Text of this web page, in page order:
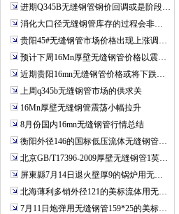
进期Q345B无缝钢管钢价回调或是阶段…
消化大口径无缝钢管库存的过程会非…
贵阳45#无缝钢管市场价格出现上涨调…
预计下周16Mn厚壁无缝钢管价格以震…
近期贵阳16mn无缝钢管价格或将下跌…
上周q345b无缝钢管市场的供求关
16Mn厚壁无缝钢管震荡小幅拉升
8月份国内16mn无缝钢管行情总结
衡阳外径146的国标低压流体无缝钢管…
北京GB/T17396-2009厚壁无缝钢管1英…
屏東縣7月14日退火壁厚9的锅炉用无…
北海薄利多销外径121的美标流体用无…
7月11日炮弹用无缝钢管159*25的美标…